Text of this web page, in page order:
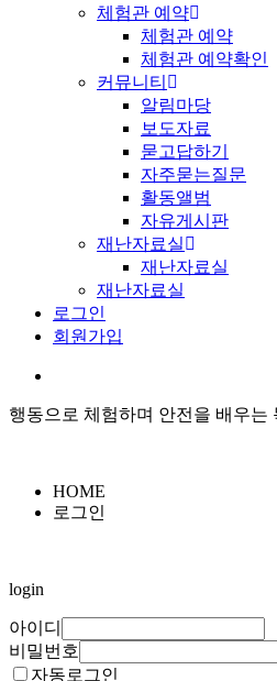
체험관 예약
체험관 예약
체험관 예약확인
커뮤니티
알림마당
보도자료
묻고답하기
자주묻는질문
활동앨범
자유게시판
재난자료실
재난자료실
재난자료실
로그인
회원가입
행동으로 체험하며 안전을 배우는
HOME
로그인
login
아이디
비밀번호
자동로그인